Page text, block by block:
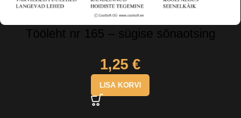
Tööleht nr 165 – sügise sõnaotsing
1,25 €
LISA KORVI